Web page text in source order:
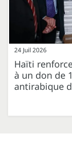
24 Juil 2026
Haïti
à un don de
antirabique